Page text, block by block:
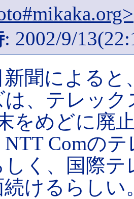
: 2002/9/
新聞によると
は、テレッ
をめどに廃
NTT Comの
しく、国際
続けるらしい